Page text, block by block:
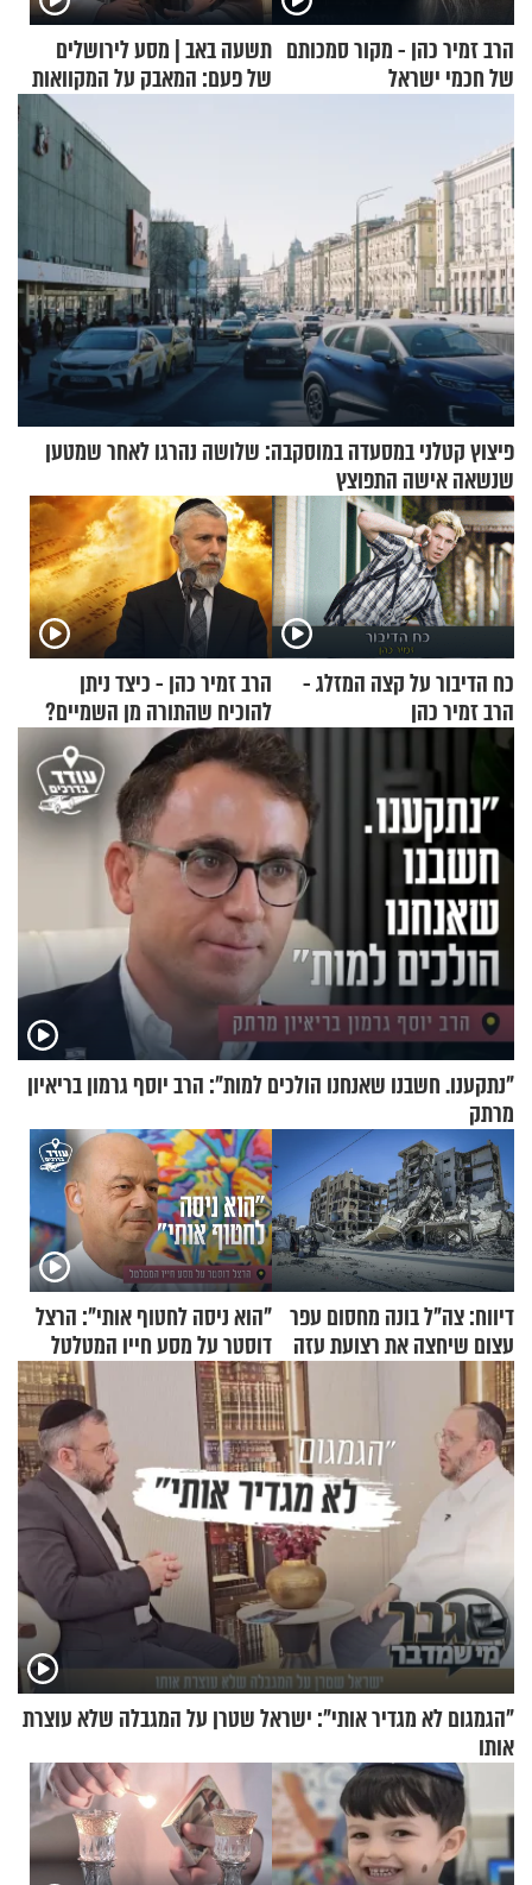
הרב זמיר כהן - מקור סמכותם
של חכמי ישראל
תשעה באב | מסע לירושלים
של פעם: המאבק על המקוואות
פיצוץ קטלני במסעדה במוסקבה: שלושה נהרגו לאחר שמטען
שנשאה אישה התפוצץ
כח הדיבור על קצה המזלג -
הרב זמיר כהן
הרב זמיר כהן - כיצד ניתן
להוכיח שהתורה מן השמיים?
"נתקענו. חשבנו שאנחנו הולכים למות": הרב יוסף גרמון בריאיון
מרתק
דיווח: צה"ל בונה מחסום עפר
עצום שיחצה את רצועת עזה
לשניים
"הוא ניסה לחטוף אותי": הרצל
דוסטר על מסע חייו המטלטל
"הגמגום לא מגדיר אותי": ישראל שטרן על המגבלה שלא עוצרת
אותו